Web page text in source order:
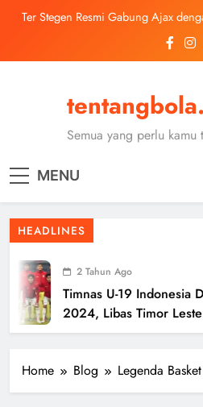
SkipTer Stegen Resmi Gabung Ajax
Trabzonspor Mulai Negosiasi
Medis Dijadwalkan 5 Agustus
2026, Siap Tatap Putaran Provinsi
Kerolin Resmi Gabung Barcelona,
Dilaporkan Pecahkan Rekor
Pinjaman dari Barcelona
Trabzonspor Mulai Negosiasi
Medis Dijadwalkan 5 Agustus
Malang United U-13 Juara Piala
2026, Siap Tatap Putaran Provinsi
Semua yang perlu
MENU
HEADLINES
2 Tahun Ago
Timnas U-19 Indonesia
2024, Libas Timor
Semifinal
Home Blog Legenda Basket